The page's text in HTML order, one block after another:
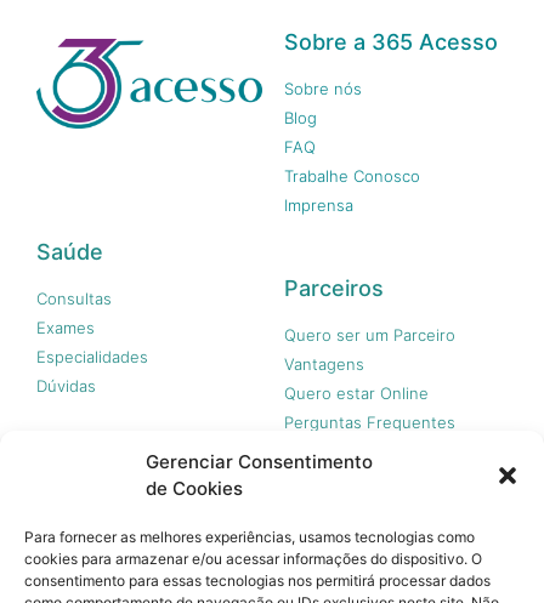
Gerenciar Consentimento
de Cookies
Para fornecer as melhores experiências, usamos tecnologias como
cookies para armazenar e/ou acessar informações do dispositivo. O
consentimento para essas tecnologias nos permitirá processar dados
Sobre a 365 Acesso
Sobre nós
Blog
FAQ
Trabalhe Conosco
Imprensa
Saúde
Consultas
Exames
Especialidades
Dúvidas
Parceiros
Quero ser um Parceiro
Vantagens
Quero estar Online
Perguntas Frequentes